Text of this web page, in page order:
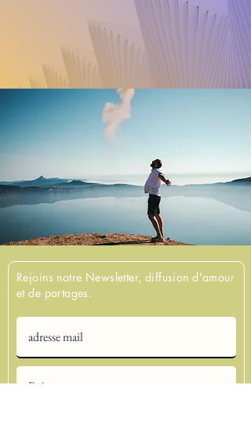
Rejoins notre Newsletter, diffusion d'amour
et de partages.